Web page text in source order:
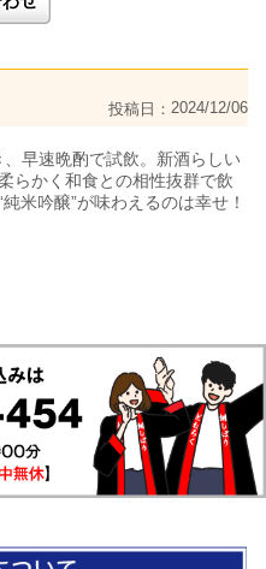
投稿日 2024/12/06
早速晩酌で試飲。新酒らしい
らかく和食との相性抜群で飲
米吟醸”が味わえるのは幸せ！